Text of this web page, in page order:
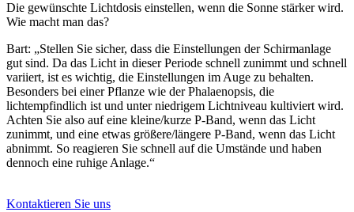
Die gewünschte Lichtdosis einstellen, wenn die Sonne stärker wird.
Wie macht man das?
Bart: „Stellen Sie sicher, dass die Einstellungen der Schirmanlage
gut sind. Da das Licht in dieser Periode schnell zunimmt und schnell
variiert, ist es wichtig, die Einstellungen im Auge zu behalten.
Besonders bei einer Pflanze wie der Phalaenopsis, die
lichtempfindlich ist und unter niedrigem Lichtniveau kultiviert wird.
Achten Sie also auf eine kleine/kurze P-Band, wenn das Licht
zunimmt, und eine etwas größere/längere P-Band, wenn das Licht
abnimmt. So reagieren Sie schnell auf die Umstände und haben
dennoch eine ruhige Anlage.“
Kontaktieren Sie uns